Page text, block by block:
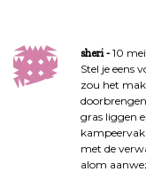
t
i
sheri
10
Stel je eens
zou het
gras liggen
met de
alom